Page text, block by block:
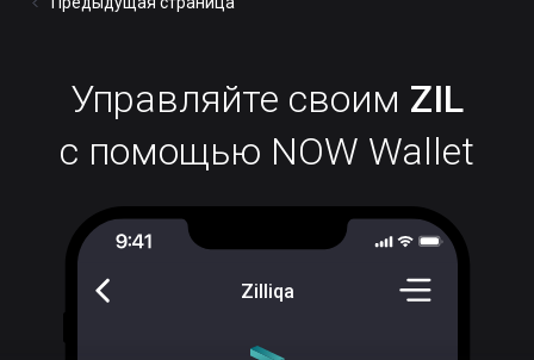
Управляйте своим ZIL
с помощью NOW Wallet
Zilliqa